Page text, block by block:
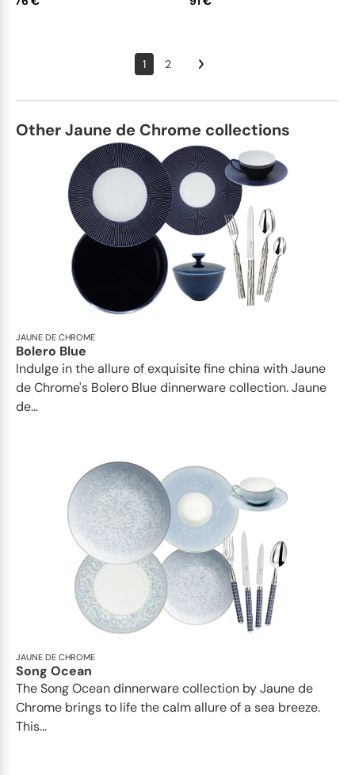
1 2
Other Jaune de Chrome collections
JAUNE DE CHROME
Bolero Blue
Indulge in the allure of exquisite fine china with Jaune
de Chrome's Bolero Blue dinnerware collection. Jaune
de...
JAUNE DE CHROME
Song Ocean
The Song Ocean dinnerware collection by Jaune de
Chrome brings to life the calm allure of a sea breeze.
This...